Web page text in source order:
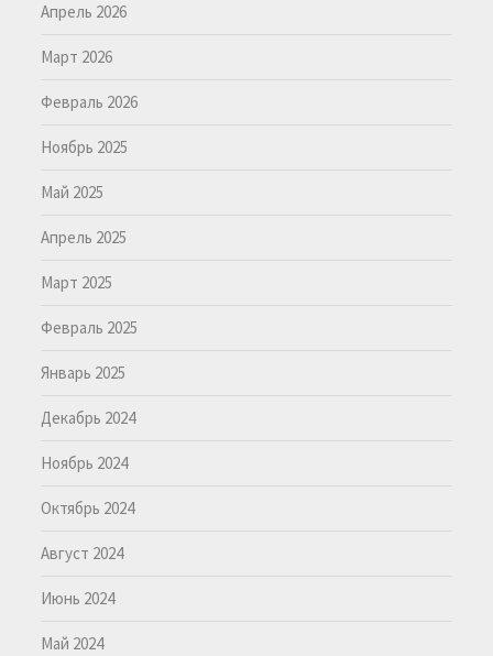
Апрель 2026
Март 2026
Февраль 2026
Ноябрь 2025
Май 2025
Апрель 2025
Март 2025
Февраль 2025
Январь 2025
Декабрь 2024
Ноябрь 2024
Октябрь 2024
Август 2024
Июнь 2024
Май 2024